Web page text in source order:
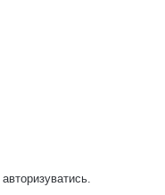
авторизуватись.